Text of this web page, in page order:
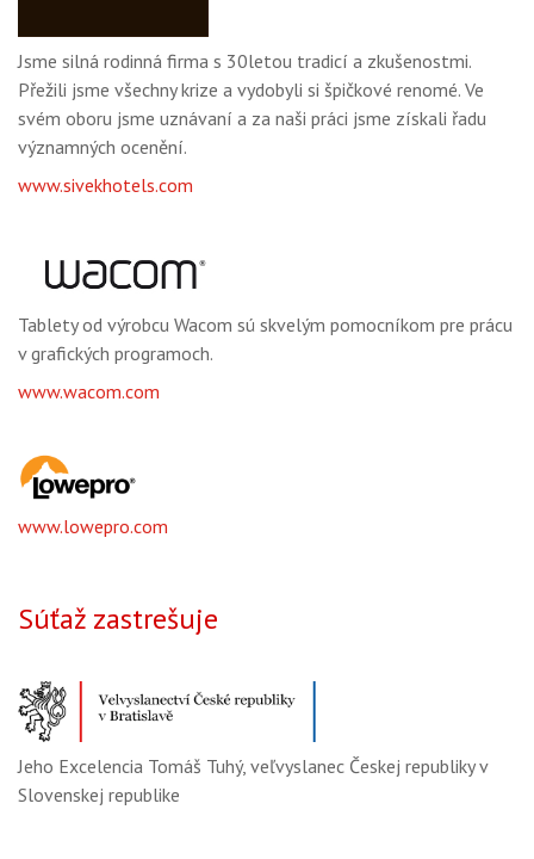
Jsme silná rodinná firma s 30letou tradicí a zkušenostmi.
Přežili jsme všechny krize a vydobyli si špičkové renomé. Ve
svém oboru jsme uznávaní a za naši práci jsme získali řadu
významných ocenění.
www.sivekhotels.com
Tablety od výrobcu Wacom sú skvelým pomocníkom pre prácu
v grafických programoch.
www.wacom.com
www.lowepro.com
Súťaž zastrešuje
Jeho Excelencia Tomáš Tuhý, veľvyslanec Českej republiky v
Slovenskej republike